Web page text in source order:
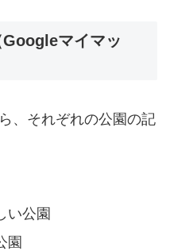
マイマッ
、それぞれの公園の記
い公園
園